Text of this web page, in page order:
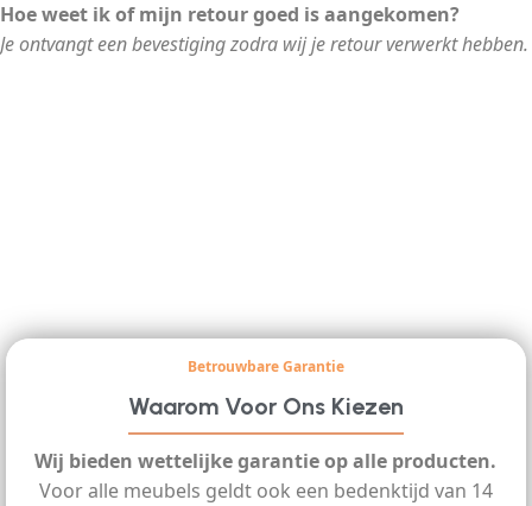
Hoe weet ik of mijn retour goed is aangekomen?
Je ontvangt een bevestiging zodra wij je retour verwerkt hebben.
Betrouwbare Garantie
Waarom Voor Ons Kiezen
Wij bieden wettelijke garantie op alle producten.
Voor alle meubels geldt ook een bedenktijd van 14